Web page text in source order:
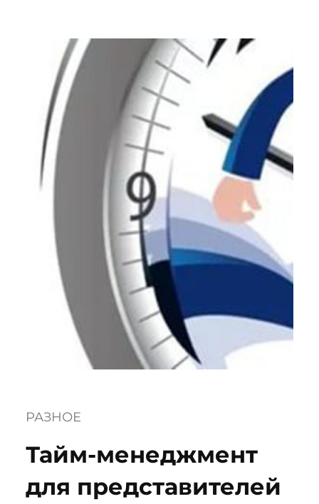
РАЗНОЕ
Тайм-менеджмент
для представителей